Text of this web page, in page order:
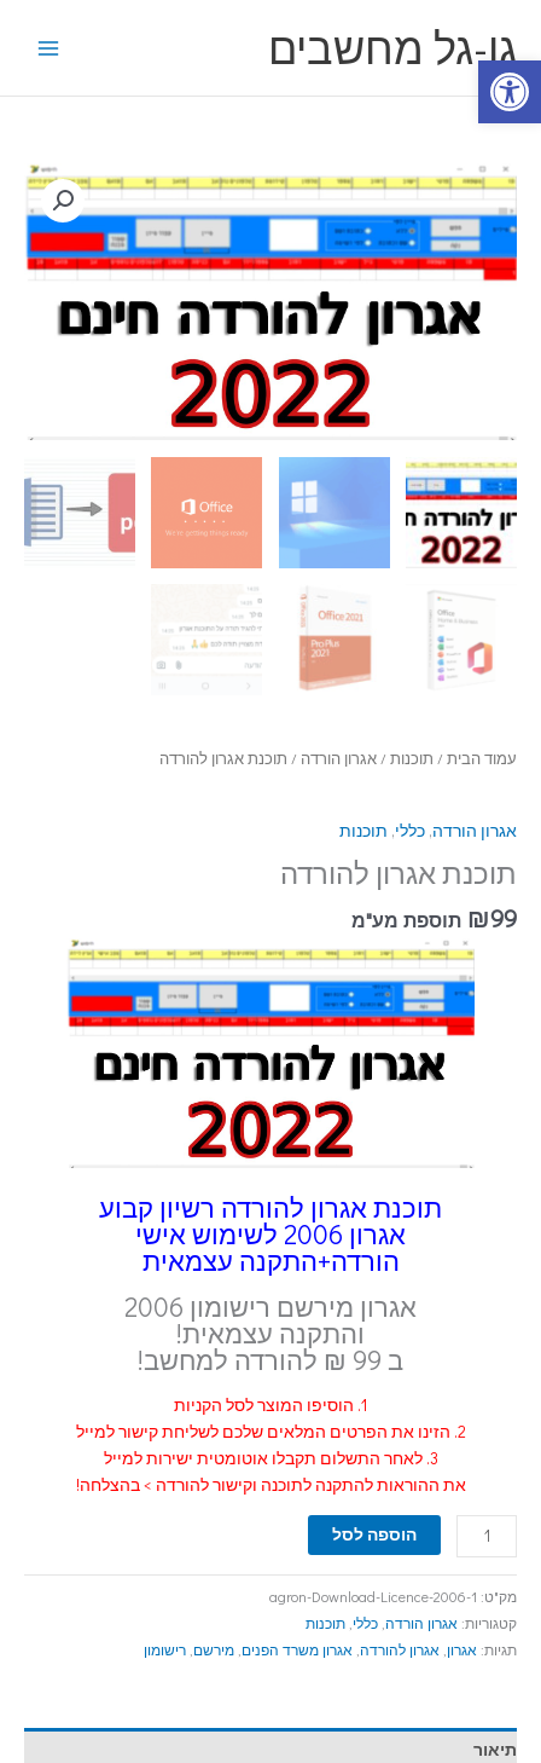
פתח סרגל נגישות
לתוכןגו-גל מחשבים
עמוד הבית / תוכנות / אגרון הורדה / תוכנת אגרון להורדה
אגרון הורדה, כללי, תוכנות
תוכנת אגרון להורדה
₪99 תוספת מע"מ
תוכנת אגרון להורדה רשיון קבוע
אגרון 2006 לשימוש אישי
הורדה+התקנה עצמאית
אגרון מירשם רישומון 2006
והתקנה עצמאית!
ב 99 ₪ להורדה למחשב!
1. הוסיפו המוצר לסל הקניות
2. הזינו את הפרטים המלאים שלכם לשליחת קישור למייל
3. לאחר התשלום תקבלו אוטומטית ישירות למייל
את ההוראות להתקנה לתוכנה וקישור להורדה > בהצלחה!
כמות
תוכנת
אגרון
להורדה
הוספה לסל
מק"ט: agron-Download-Licence-2006-1
קטגוריות: אגרון הורדה כללי תוכנות
תגיות: אגרון אגרון להורדה אגרון משרד הפנים מירשם רישומון
תיאור